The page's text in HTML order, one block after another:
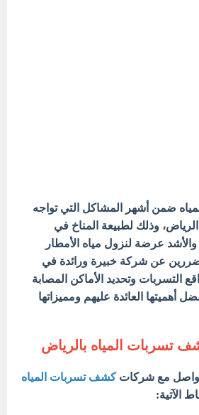
ضمن أشهر المشاكل التي تواجه
وذلك لطبيعة المناخ في
والأشد عرضة لنزول مياه الأمطار
عن شركة خبيرة ورائدة في
وتحديد الأماكن المصابة
أهميتها العائدة عليهم ومميزاتها
تسربات المياه بالرياض
مع شركاتكشف تسربات المياه
الآتية: